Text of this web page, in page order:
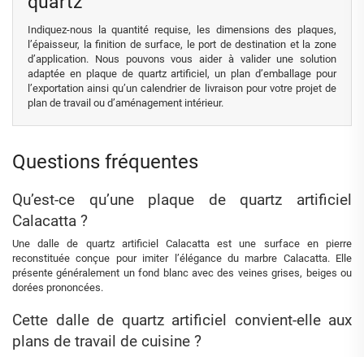
Indiquez-nous la quantité requise, les dimensions des plaques,
l’épaisseur, la finition de surface, le port de destination et la zone
d’application. Nous pouvons vous aider à valider une solution
adaptée en plaque de quartz artificiel, un plan d’emballage pour
l’exportation ainsi qu’un calendrier de livraison pour votre projet de
plan de travail ou d’aménagement intérieur.
Questions fréquentes
Qu’est-ce qu’une plaque de quartz artificiel
Calacatta ?
Une dalle de quartz artificiel Calacatta est une surface en pierre
reconstituée conçue pour imiter l’élégance du marbre Calacatta. Elle
présente généralement un fond blanc avec des veines grises, beiges ou
dorées prononcées.
Cette dalle de quartz artificiel convient-elle aux
plans de travail de cuisine ?